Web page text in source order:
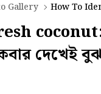
Gallery How To
দেখেই